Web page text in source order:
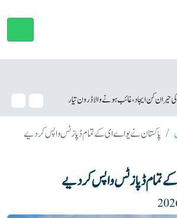
ڈرون تیار سام سنگ نے اینڈرائیڈ سیکیورٹی اپ
پاکستان نے یو اے ای کے تمام ڈپازٹس واپس کر دیے
تمام ڈپازٹس واپس کر دیے